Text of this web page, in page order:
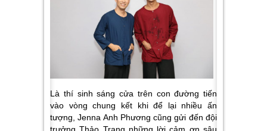
Là thí sinh sáng cửa trên con đường tiến
vào vòng chung kết khi để lại nhiều ấn
tượng, Jenna Anh Phương cũng gửi đến đội
trưởng Thảo Trang những lời cảm ơn sâu